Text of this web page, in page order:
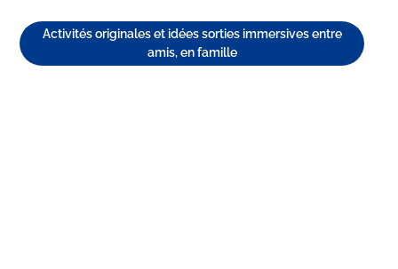
Activités originales et idées sorties immersives entre
amis, en famille